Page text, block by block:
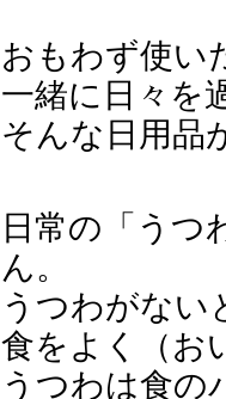
おもわず使い
一緒に日々を
そんな日用品
日常の「うつ
ん。
うつわがない
食をよく（お
うつわは食の